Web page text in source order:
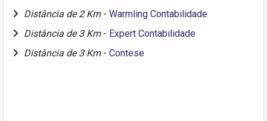
Distância de 2 Km - Warmling Contabilidade
Distância de 3 Km - Expert Contabilidade
Distância de 3 Km - Contese